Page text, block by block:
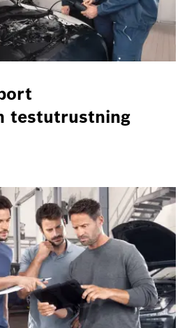
testutrustning